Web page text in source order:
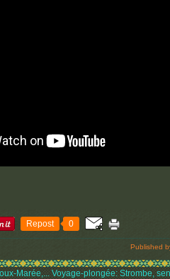
Repost 0
Published
Marée,... Voyage-plongée: Strombe,